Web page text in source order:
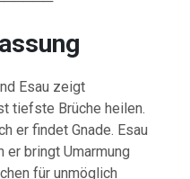
Esau zeigt
tiefste Brücheheilen.
erfindetGnade. Esau
erbringtUmarmung
fürunmöglich